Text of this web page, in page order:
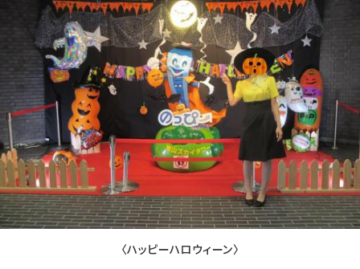
〈ハッピーハロウィーン〉